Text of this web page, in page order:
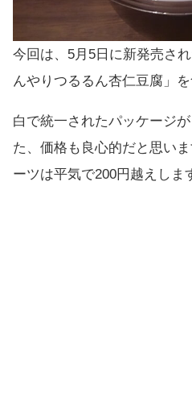
今回は、5月5日に新発売さ
んやりつるるん杏仁豆腐」を
白で統一されたパッケージ
た、価格も良心的だと思い
ーツは平気で200円越えしま